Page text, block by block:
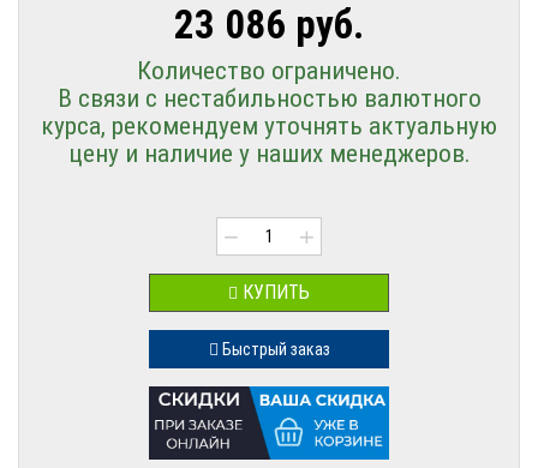
23 086 руб.
Количество ограничено.
В связи с нестабильностью валютного
курса, рекомендуем уточнять актуальную
цену и наличие у наших менеджеров.
− +
КУПИТЬ
Быстрый заказ